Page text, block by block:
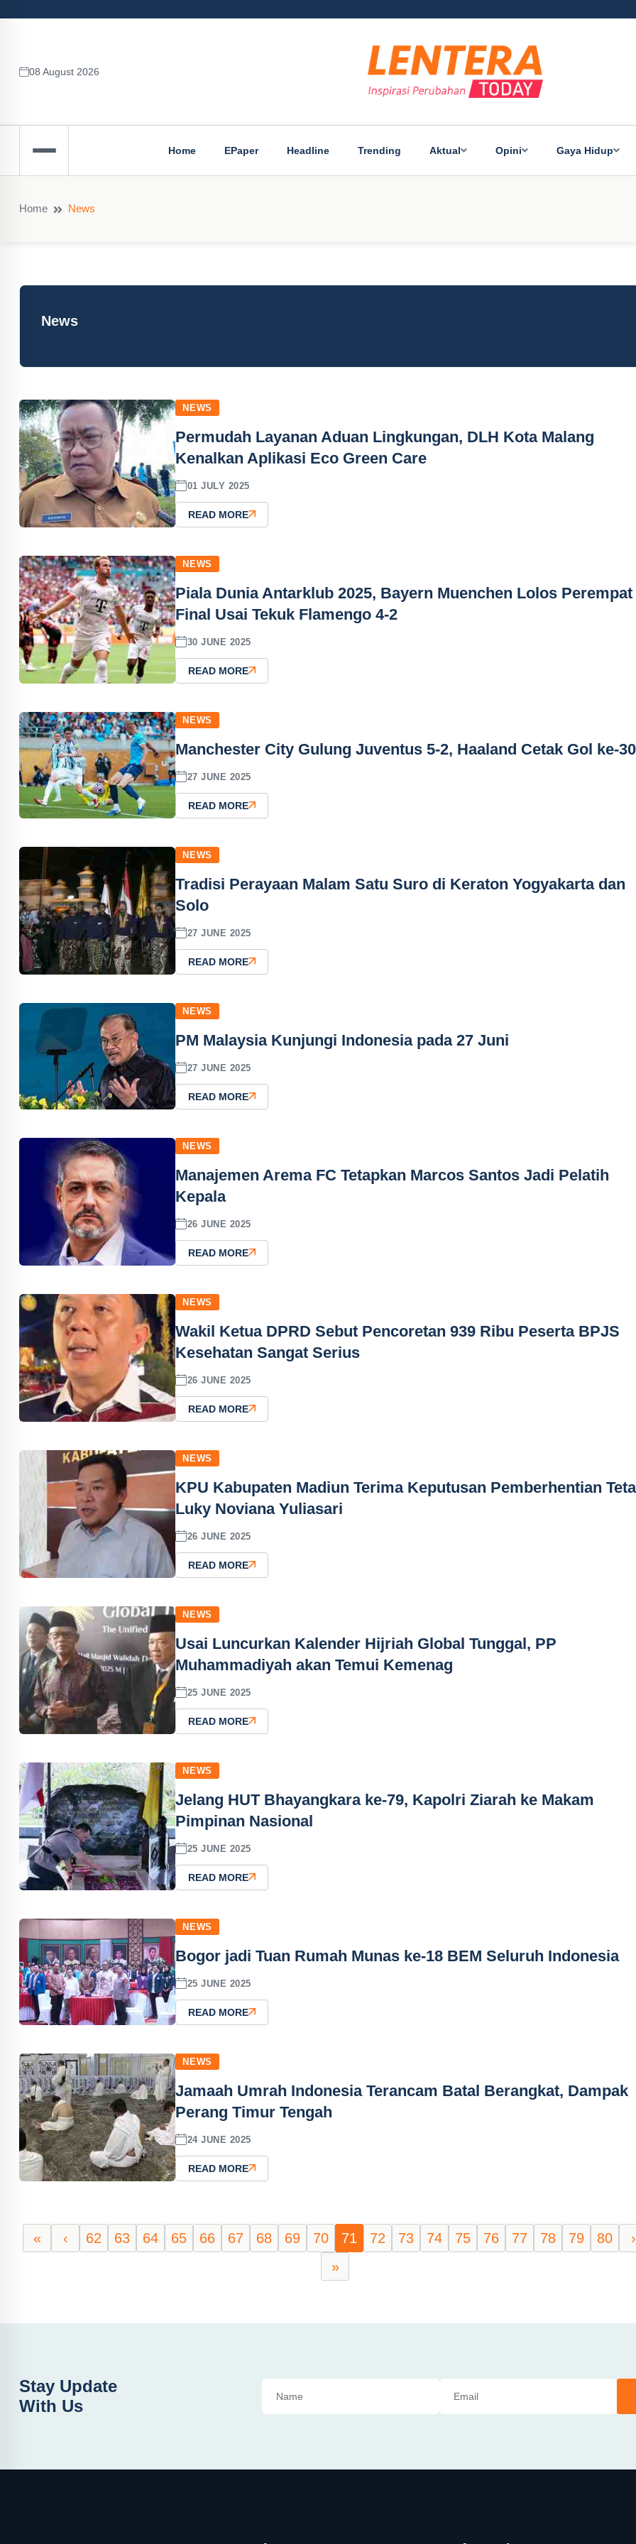
08 August 2026
Home EPaper Headline Trending Aktual Opini Gaya Hidup
Home News
News
NEWS
Permudah Layanan Aduan Lingkungan, DLH Kota Malang
Kenalkan Aplikasi Eco Green Care
01 JULY 2025
READ MORE
NEWS
Piala Dunia Antarklub 2025, Bayern Muenchen Lolos Perempat
Final Usai Tekuk Flamengo 4-2
30 JUNE 2025
READ MORE
NEWS
Manchester City Gulung Juventus 5-2, Haaland Cetak Gol ke-
27 JUNE 2025
READ MORE
NEWS
Tradisi Perayaan Malam Satu Suro di Keraton Yogyakarta dan
Solo
27 JUNE 2025
READ MORE
NEWS
PM Malaysia Kunjungi Indonesia pada 27 Juni
27 JUNE 2025
READ MORE
NEWS
Manajemen Arema FC Tetapkan Marcos Santos Jadi Pelatih
Kepala
26 JUNE 2025
READ MORE
NEWS
Wakil Ketua DPRD Sebut Pencoretan 939 Ribu Peserta BPJS
Kesehatan Sangat Serius
26 JUNE 2025
READ MORE
NEWS
KPU Kabupaten Madiun Terima Keputusan Pemberhentian
Luky Noviana Yuliasari
26 JUNE 2025
READ MORE
NEWS
Usai Luncurkan Kalender Hijriah Global Tunggal, PP
Muhammadiyah akan Temui Kemenag
25 JUNE 2025
READ MORE
NEWS
Jelang HUT Bhayangkara ke-79, Kapolri Ziarah ke Makam
Pimpinan Nasional
25 JUNE 2025
READ MORE
NEWS
Bogor jadi Tuan Rumah Munas ke-18 BEM Seluruh Indonesia
25 JUNE 2025
READ MORE
NEWS
Jamaah Umrah Indonesia Terancam Batal Berangkat, Dampak
Perang Timur Tengah
24 JUNE 2025
READ MORE
« ‹ 62 63 64 65 66 67 68 69 70 71 72 73 74 75 76 77 78 79 80
›
»
Stay Update
With Us